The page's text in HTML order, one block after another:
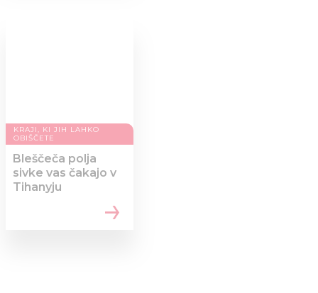
KRAJI, KI JIH LAHKO
OBIŠČETE
Bleščeča polja
sivke vas čakajo v
Tihanyju